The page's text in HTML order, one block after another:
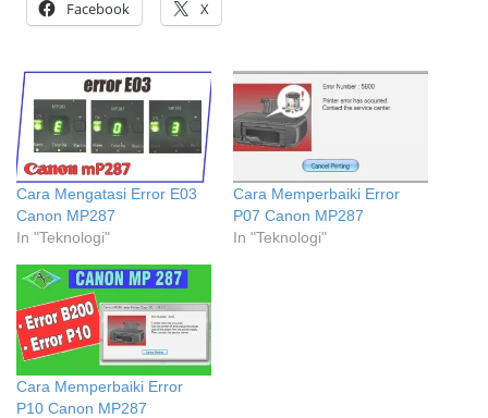
Facebook X
Cara Mengatasi Error E03
Canon MP287
In "Teknologi"
Cara Memperbaiki Error
P07 Canon MP287
In "Teknologi"
Cara Memperbaiki Error
P10 Canon MP287